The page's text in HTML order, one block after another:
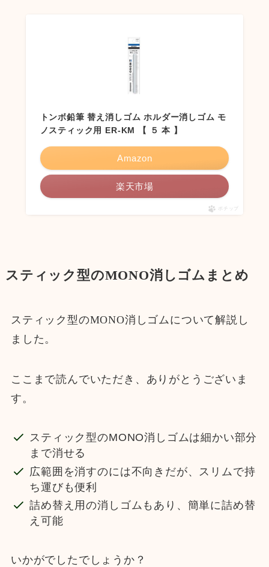
トンボ鉛筆 替え消しゴム ホルダー消しゴム モ
ノスティック用 ER-KM 【 ５ 本 】
Amazon
楽天市場
ポチップ
スティック型のMONO消しゴムまとめ
スティック型のMONO消しゴムについて解説し
ました。
ここまで読んでいただき、ありがとうございま
す。
スティック型のMONO消しゴムは細かい部分
まで消せる
広範囲を消すのには不向きだが、スリムで持
ち運びも便利
詰め替え用の消しゴムもあり、簡単に詰め替
え可能
いかがでしたでしょうか？